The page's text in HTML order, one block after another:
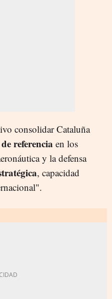
consolidar Cataluña
referencia en los
y la defensa
, capacidad